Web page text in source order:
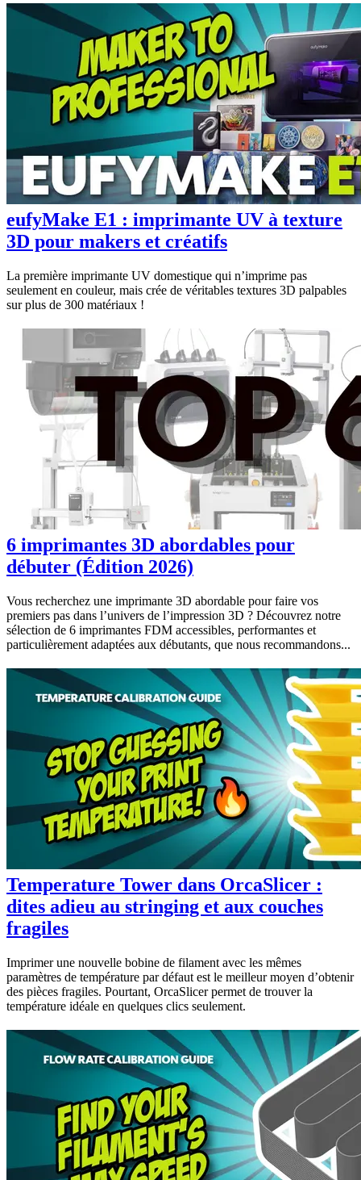
eufyMake E1 : imprimante UV à texture
3D pour makers et créatifs
La première imprimante UV domestique qui n’imprime pas
seulement en couleur, mais crée de véritables textures 3D palpables
sur plus de 300 matériaux !
6 imprimantes 3D abordables pour
débuter (Édition 2026)
Vous recherchez une imprimante 3D abordable pour faire vos
premiers pas dans l’univers de l’impression 3D ? Découvrez notre
sélection de 6 imprimantes FDM accessibles, performantes et
particulièrement adaptées aux débutants, que nous recommandons...
Temperature Tower dans OrcaSlicer :
dites adieu au stringing et aux couches
fragiles
Imprimer une nouvelle bobine de filament avec les mêmes
paramètres de température par défaut est le meilleur moyen d’obtenir
des pièces fragiles. Pourtant, OrcaSlicer permet de trouver la
température idéale en quelques clics seulement.